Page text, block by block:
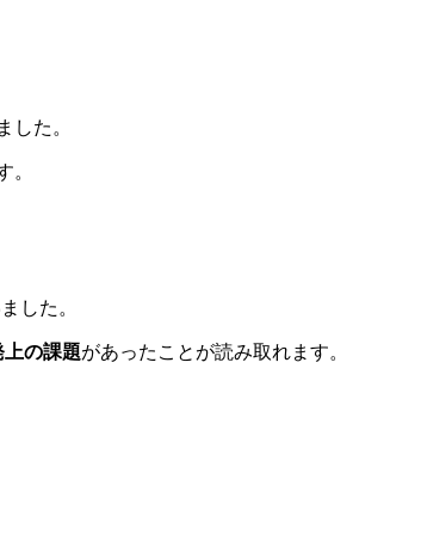
した。
。
した。
の課題があったことが読み取れます。